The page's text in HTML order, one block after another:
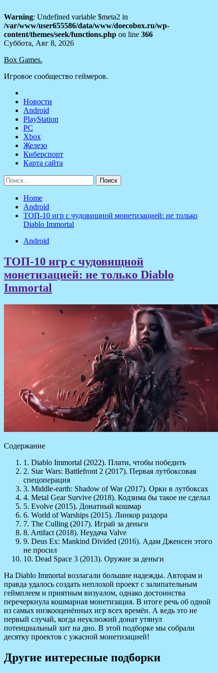
Warning: Undefined variable $meta2 in
/var/www/user655586/data/www/doecobox.ru/wp-
content/themes/seek/functions.php on line 366
Skip
content
Суббота, Авг 8, 2026
Box Games.
Игровое сообщество геймеров.
Новости
Android
PlayStation
PC
Xbox
Железо
Киберспорт
Карта сайта
Найти:
Home
Android
ТОП-10 игр с чудовищной монетизацией: не только
Diablo Immortal
Android
ТОП-10 игр с чудовищной
монетизацией: не только Diablo
Immortal
Содержание
1. Diablo Immortal (2022). Плати, чтобы победить
2. Star Wars: Battlefront 2 (2017). Первая лутбоксовая
спецоперация
3. Middle-earth: Shadow of War (2017). Орки в лутбоксах
4. Metal Gear Survive (2018). Кодзима бы такое не сделал
5. Evolve (2015). Донатный кошмар
6. World of Warships (2015). Линкор раздора
7. The Culling (2017). Играй за деньги
8. Artifact (2018). Неудача Valve
9. Deus Ex: Mankind Divided (2016). Адам Дженсен этого
не просил
10. Dead Space 3 (2013). Оружие за деньги
На Diablo Immortal возлагали большие надежды. Авторам и
правда удалось создать неплохой проект с залипательным
геймплеем и приятным визуалом, однако достоинства
перечеркнула кошмарная монетизация. В итоге речь об одной
из самых низкооценённых игр всех времён. А ведь это не
первый случай, когда неуклюжий донат утянул
потенциальный хит на дно. В этой подборке мы собрали
десятку проектов с ужасной монетизацией!
Другие интересные подборки